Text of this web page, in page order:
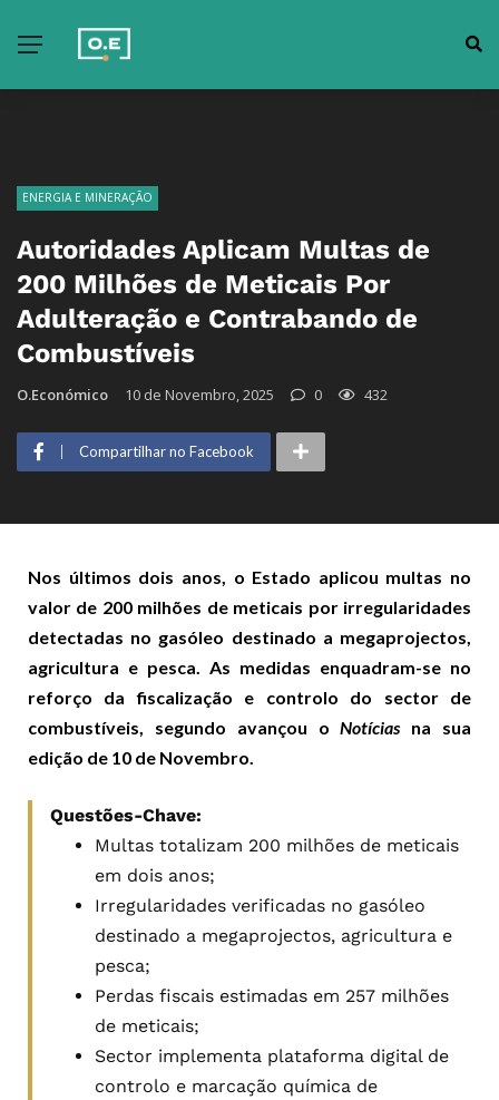
ENERGIA E MINERAÇÃO
Autoridades Aplicam Multas de
200 Milhões de Meticais Por
Adulteração e Contrabando de
Combustíveis
O.Económico 10 de Novembro, 2025 0 432
Compartilhar no Facebook
Nos últimos dois anos, o Estado aplicou multas no
valor de 200 milhões de meticais por irregularidades
detectadas no gasóleo destinado a megaprojectos,
agricultura e pesca. As medidas enquadram-se no
reforço da fiscalização e controlo do sector de
combustíveis, segundo avançou oNotícias na sua
edição de 10 de Novembro.
Questões-Chave:
Multas totalizam 200 milhões de meticais
em dois anos;
Irregularidades verificadas no gasóleo
destinado a megaprojectos, agricultura e
pesca;
Perdas fiscais estimadas em 257 milhões
de meticais;
Sector implementa plataforma digital de
controlo e marcação química de